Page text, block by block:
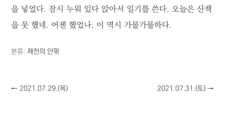
을 넣었다. 잠시 누워 있다 앉아서 일기를 쓴다. 오늘은 산책
을 못 했네. 어젠 했었나, 이 역시 가물가물하다.
분류:제천의 안팎
←2021.07.29.(목) 2021.07.31.(토)→